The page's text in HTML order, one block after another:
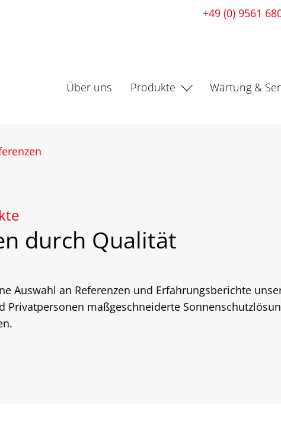
+49 (0) 9561
Über uns
Produkte Wartung &
durch Qualität
Auswahl an Referenzen und Erfahrungsberichte
Privatpersonen maßgeschneiderte